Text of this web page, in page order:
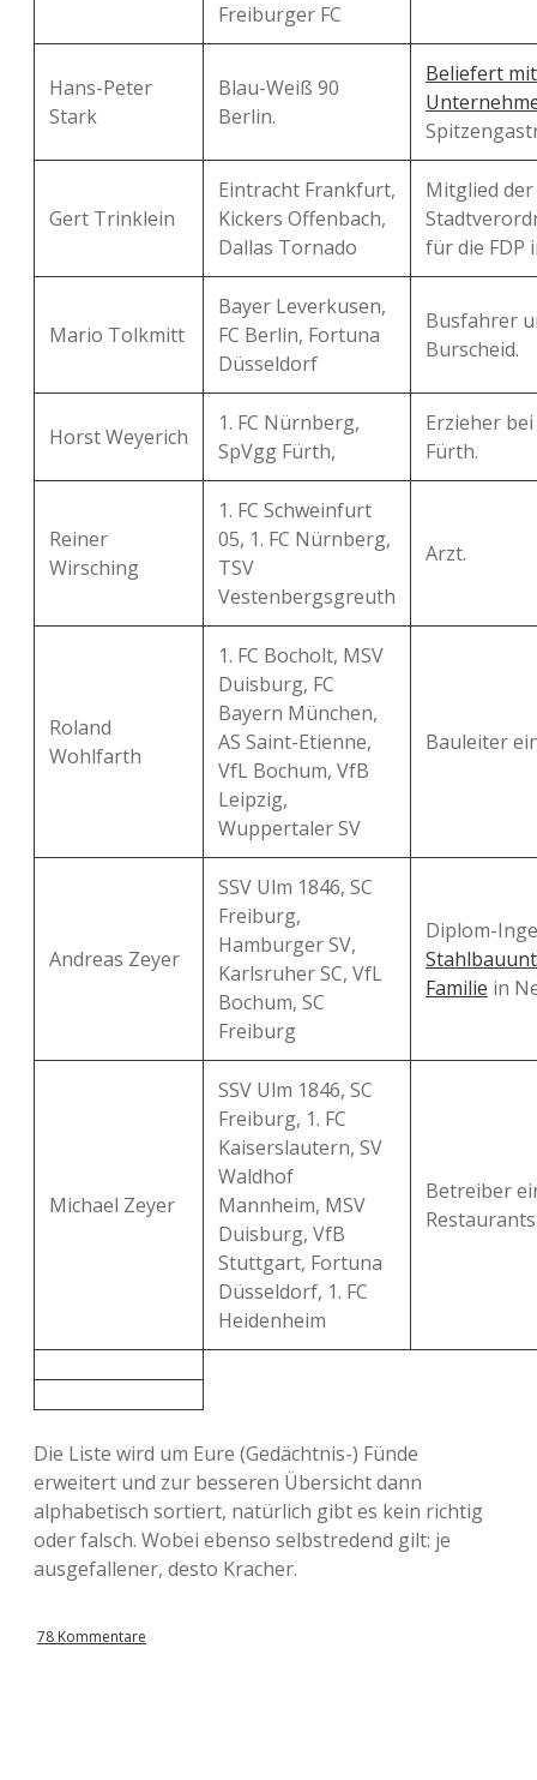
Freiburger FC
Hans-Peter
Stark
Blau-Weiß 90
Berlin.
Beliefert
Gert Trinklein
Eintracht Frankfurt,
Kickers Offenbach,
Dallas Tornado
Mitglied der
für die FDP
Mario Tolkmitt
Bayer Leverkusen,
FC Berlin, Fortuna
Düsseldorf
Busfahrer
Burscheid.
Horst Weyerich
1. FC Nürnberg,
SpVgg Fürth,
Erzieher
Fürth.
Reiner
Wirsching
1. FC Schweinfurt
05, 1. FC Nürnberg,
TSV
Vestenbergsgreuth
Arzt.
Roland
Wohlfarth
1. FC Bocholt, MSV
Duisburg, FC
Bayern München,
AS Saint-Etienne,
VfL Bochum, VfB
Leipzig,
Wuppertaler SV
Bauleiter
Andreas Zeyer
SSV Ulm 1846, SC
Freiburg,
Hamburger SV,
Karlsruher SC, VfL
Bochum, SC
Freiburg
Diplom-
Familie in
Michael Zeyer
SSV Ulm 1846, SC
Freiburg, 1. FC
Kaiserslautern, SV
Waldhof
Mannheim, MSV
Duisburg, VfB
Stuttgart, Fortuna
Düsseldorf, 1. FC
Heidenheim
Betreiber
Die Liste wird um Eure (Gedächtnis-) Fünde
erweitert und zur besseren Übersicht dann
alphabetisch sortiert, natürlich gibt es kein richtig
oder falsch. Wobei ebenso selbstredend gilt: je
ausgefallener, desto Kracher.
78 Kommentare